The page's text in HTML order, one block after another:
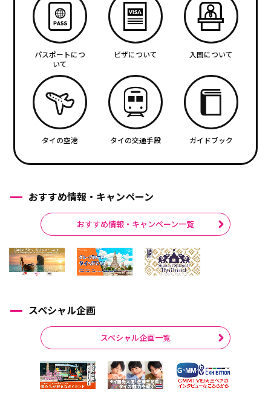
パスポートにつ
いて
ビザについて 入国について
タイの空港 タイの交通手段 ガイドブック
おすすめ情報・キャンペーン
おすすめ情報・キャンペーン一覧
スペシャル企画
スペシャル企画一覧